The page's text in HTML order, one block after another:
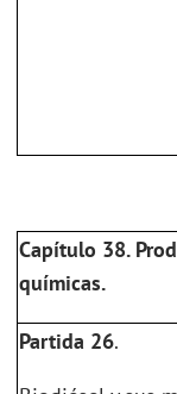
Capítulo 38.
químicas.
Partida 26.